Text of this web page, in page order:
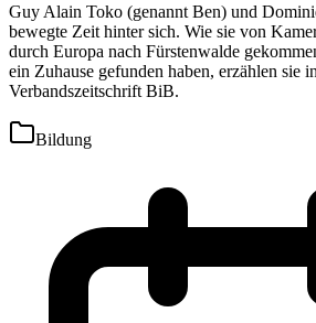
Guy Alain Toko (genannt Ben) und
bewegte Zeit hinter sich. Wie sie von
durch Europa nach Fürstenwalde
ein Zuhause gefunden haben, erzählen sie
Verbandszeitschrift BiB.
Bildung